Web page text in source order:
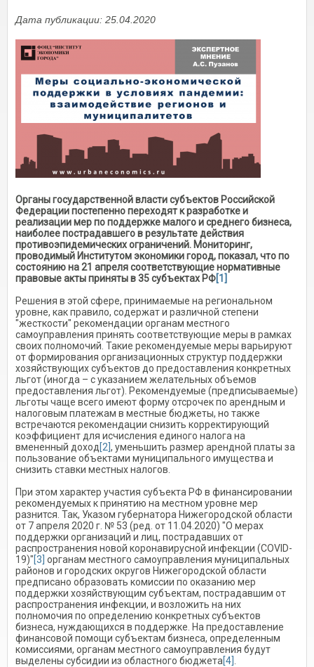
Дата публикации: 25.04.2020
Органы государственной власти субъектов Российской
Федерации постепенно переходят к разработке и
реализации мер по поддержке малого и среднего бизнеса,
наиболее пострадавшего в результате действия
противоэпидемических ограничений. Мониторинг,
проводимый Институтом экономики город, показал, что по
состоянию на 21 апреля соответствующие нормативные
правовые акты приняты в 35 субъектах РФ[1]
Решения в этой сфере, принимаемые на региональном
уровне, как правило, содержат и различной степени
"жесткости" рекомендации органам местного
самоуправления принять соответствующие меры в рамках
своих полномочий. Такие рекомендуемые меры варьируют
от формирования организационных структур поддержки
хозяйствующих субъектов до предоставления конкретных
льгот (иногда – с указанием желательных объемов
предоставления льгот). Рекомендуемые (предписываемые)
льготы чаще всего имеют форму отсрочек по арендным и
налоговым платежам в местные бюджеты, но также
встречаются рекомендации снизить корректирующий
коэффициент для исчисления единого налога на
вмененный доход[2] , уменьшить размер арендной платы за
пользование объектами муниципального имущества и
снизить ставки местных налогов.
При этом характер участия субъекта РФ в финансировании
рекомендуемых к принятию на местном уровне мер
разнится. Так, Указом губернатора Нижегородской области
от 7 апреля 2020 г. № 53 (ред. от 11.04.2020) "О мерах
поддержки организаций и лиц, пострадавших от
распространения новой коронавирусной инфекции (COVID-
19)"[3] органам местного самоуправления муниципальных
районов и городских округов Нижегородской области
предписано образовать комиссии по оказанию мер
поддержки хозяйствующим субъектам, пострадавшим от
распространения инфекции, и возложить на них
полномочия по определению конкретных субъектов
бизнеса, нуждающихся в поддержке. На предоставление
финансовой помощи субъектам бизнеса, определенным
комиссиями, органам местного самоуправления будут
выделены субсидии из областного бюджета[4]